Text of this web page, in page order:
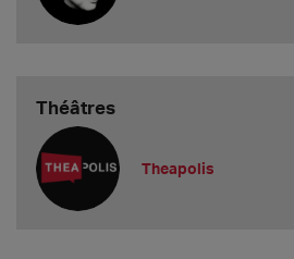
Théâtres
Theapolis